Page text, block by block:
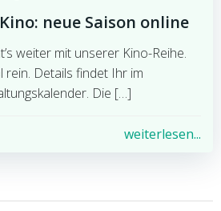
neue Saison online
weiter mit unserer Kino-Reihe.
rein. Details findet Ihr im
Die […]
weiterlesen...